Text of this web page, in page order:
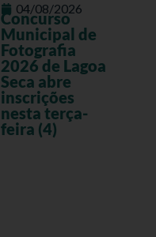
04/08/2026
Concurso
Municipal de
Fotografia
2026 de Lagoa
Seca abre
inscrições
nesta terça-
feira (4)